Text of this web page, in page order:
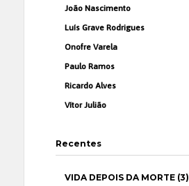
João Nascimento
Luís Grave Rodrigues
Onofre Varela
Paulo Ramos
Ricardo Alves
Vítor Julião
Recentes
VIDA DEPOIS DA MORTE (3)